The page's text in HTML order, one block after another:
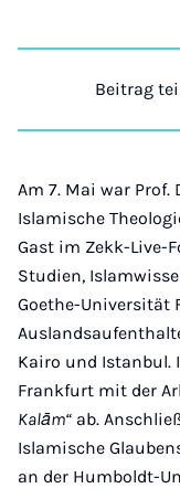
Beitrag
Am 7. Mai war Prof.
Islamische
Gast im Zekk-Live-
Studien,
Goethe-Universität
Kairo und Istanbul.
Frankfurt mit der
Kalām“ ab.
Islamische
an der Humboldt-